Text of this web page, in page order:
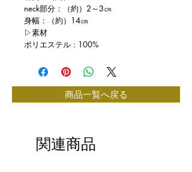
neck部分：（約）2～3㎝
身幅：（約）14㎝
▷素材
ポリエステル : 100%
商品一覧へ戻る
関連商品